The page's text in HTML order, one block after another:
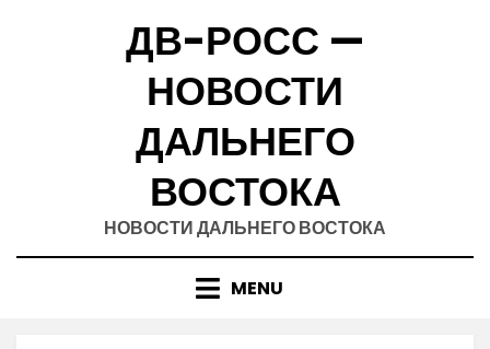
ДВ-РОСС —
НОВОСТИ
ДАЛЬНЕГО
ВОСТОКА
НОВОСТИ ДАЛЬНЕГО ВОСТОКА
MENU